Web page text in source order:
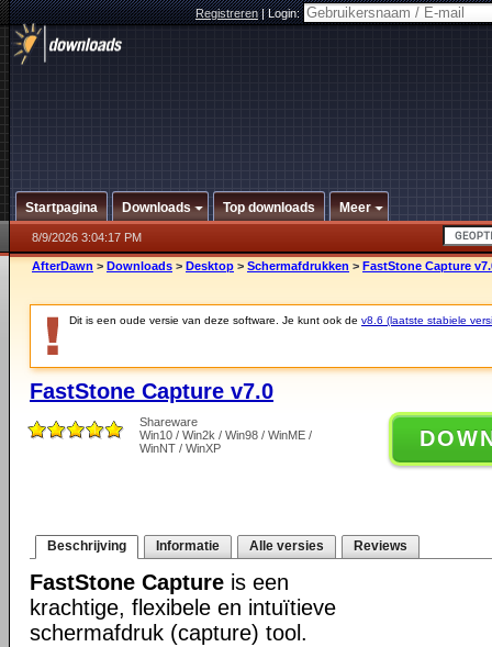
Registreren|Login:
Startpagina Downloads Top downloads Meer
8/9/2026 3:04:17 PM
AfterDawn > Downloads > Desktop > Schermafdrukken > FastStone Capture
Dit is een oude versie van deze software. Je kunt ook de v8.6 (laatste stabiele
FastStone Capture v7.0
Shareware
Win10 / Win2k / Win98 / WinME /
WinNT / WinXP
Beschrijving Informatie Alle versies Reviews
FastStone Capture is een
krachtige, flexibele en intuïtieve
schermafdruk (capture) tool.